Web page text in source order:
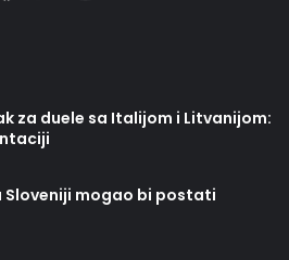
za duele sa Italijom i Litvanijom:
Sloveniji mogao bi postati